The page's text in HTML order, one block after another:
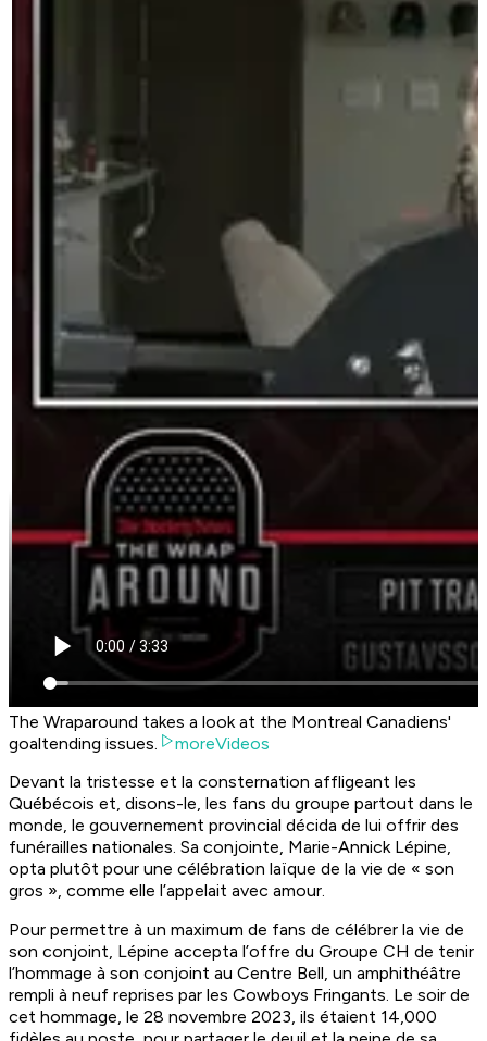
The Wraparound takes a look at the Montreal Canadiens'
goaltending issues.
moreVideos
Devant la tristesse et la consternation affligeant les
Québécois et, disons-le, les fans du groupe partout dans le
monde, le gouvernement provincial décida de lui offrir des
funérailles nationales. Sa conjointe, Marie-Annick Lépine,
opta plutôt pour une célébration laïque de la vie de « son
gros », comme elle l’appelait avec amour.
Pour permettre à un maximum de fans de célébrer la vie de
son conjoint, Lépine accepta l’offre du Groupe CH de tenir
l’hommage à son conjoint au Centre Bell, un amphithéâtre
rempli à neuf reprises par les Cowboys Fringants. Le soir de
cet hommage, le 28 novembre 2023, ils étaient 14,000